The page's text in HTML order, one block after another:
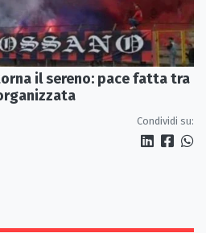
il sereno: pace fatta tra
Condividi su: